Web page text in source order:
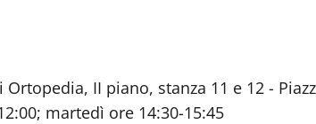
II piano, stanza 11 e 12 -
martedì ore 14:30-15:45